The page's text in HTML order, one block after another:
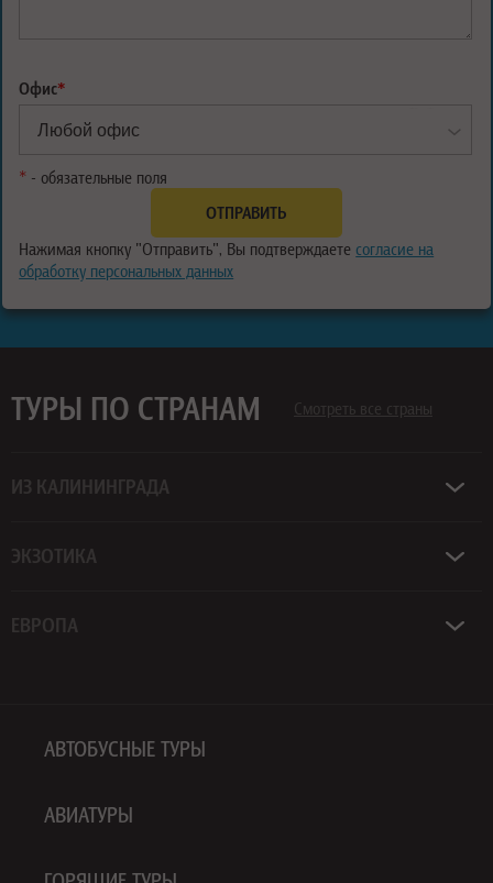
Офис*
* - обязательные поля
Нажимая кнопку "Отправить", Вы подтверждаете согласие на
обработку персональных данных
ТУРЫ ПО СТРАНАМ Смотреть все страны
ИЗ КАЛИНИНГРАДА
ЭКЗОТИКА
ЕВРОПА
АВТОБУСНЫЕ ТУРЫ
АВИАТУРЫ